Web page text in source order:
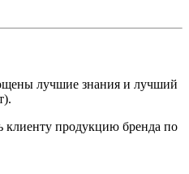
лучшие знания и лучший
клиенту продукцию бренда по